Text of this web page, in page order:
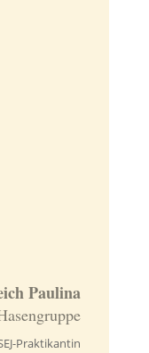
Paulina
Praktikantin